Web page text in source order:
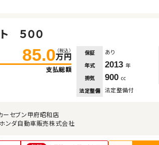
５００
85.0 （税込）
万円
支払総額
保証 あり
年式 2013 年
排気
900 cc
法定整備 法定整備付
ーセブン甲府昭和店
ンダ自動車販売株式会社